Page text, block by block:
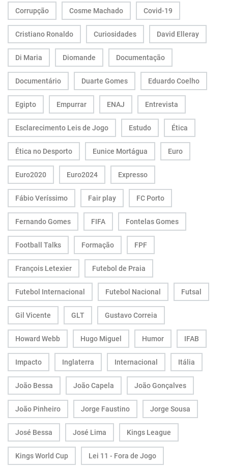
Corrupção Cosme Machado Covid-19
Cristiano Ronaldo Curiosidades David Elleray
Di Maria Diomande Documentação
Documentário Duarte Gomes Eduardo Coelho
Egipto Empurrar ENAJ Entrevista
Esclarecimento Leis de Jogo Estudo Ética
Ética no Desporto Eunice Mortágua Euro
Euro2020 Euro2024 Expresso
Fábio Veríssimo Fair play FC Porto
Fernando Gomes FIFA Fontelas Gomes
Football Talks Formação FPF
François Letexier Futebol de Praia
Futebol Internacional Futebol Nacional Futsal
Gil Vicente GLT Gustavo Correia
Howard Webb Hugo Miguel Humor IFAB
Impacto Inglaterra Internacional Itália
João Bessa João Capela João Gonçalves
João Pinheiro Jorge Faustino Jorge Sousa
José Bessa José Lima Kings League
Kings World Cup Lei 11 - Fora de Jogo